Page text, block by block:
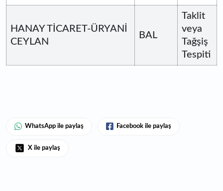
HANAY TİCARET-ÜRYANİ
CEYLAN
BAL
Taklit
veya
Tağşiş
Tespiti
WhatsApp ile paylaş Facebook ile paylaş
X ile paylaş